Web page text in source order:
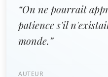
“On ne pourrait
patience s'il
monde.”
AUTEUR